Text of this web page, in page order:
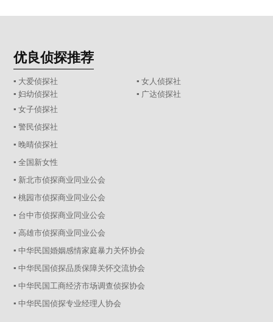
优良侦探推荐
▪ 大爱侦探社
▪ 女人侦探社
▪ 妇幼侦探社
▪ 广达侦探社
▪ 女子侦探社
▪ 警民侦探社
▪ 晚晴侦探社
▪ 全国新女性
▪ 新北市侦探商业同业公会
▪ 桃园市侦探商业同业公会
▪ 台中市侦探商业同业公会
▪ 高雄市侦探商业同业公会
▪ 中华民国婚姻感情家庭暴力关怀协会
▪ 中华民国侦探品质保障关怀交流协会
▪ 中华民国工商经济市场调查侦探协会
▪ 中华民国侦探专业经理人协会